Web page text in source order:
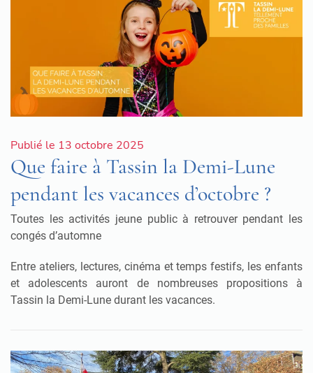
Publié le 13 octobre 2025
Que faire à Tassin la Demi-Lune
pendant les vacances d’octobre ?
Toutes les activités jeune public à retrouver pendant les
congés d’automne
Entre ateliers, lectures, cinéma et temps festifs, les enfants
et adolescents auront de nombreuses propositions à
Tassin la Demi-Lune durant les vacances.